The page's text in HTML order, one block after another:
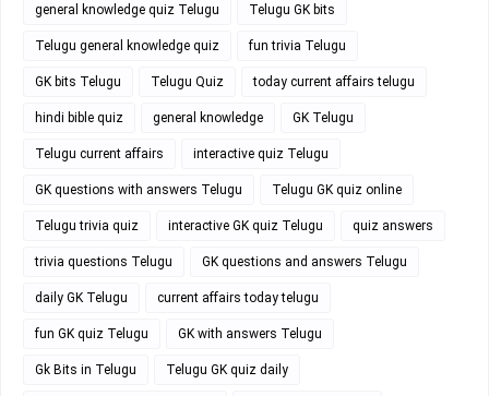
general knowledge quiz Telugu Telugu GK bits
Telugu general knowledge quiz fun trivia Telugu
GK bits Telugu Telugu Quiz today current affairs telugu
hindi bible quiz general knowledge GK Telugu
Telugu current affairs interactive quiz Telugu
GK questions with answers Telugu Telugu GK quiz online
Telugu trivia quiz interactive GK quiz Telugu quiz answers
trivia questions Telugu GK questions and answers Telugu
daily GK Telugu current affairs today telugu
fun GK quiz Telugu GK with answers Telugu
Gk Bits in Telugu Telugu GK quiz daily